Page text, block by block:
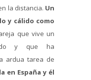
la distancia. Un
y cálido como
que vive un
y que ha
ardua tarea de
en España y él